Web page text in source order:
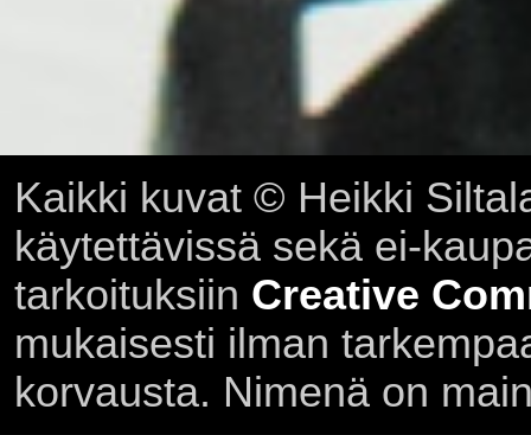
Kaikki kuvat © Heikki
käytettävissä sekä ei-
tarkoituksiin Creative
mukaisesti ilman
korvausta. Nimenä on